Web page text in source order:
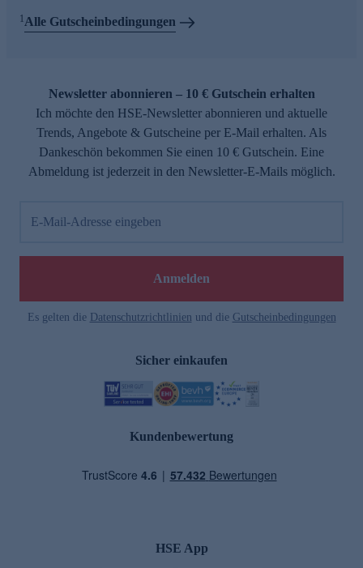
1Alle Gutscheinbedingungen
Newsletter abonnieren – 10 € Gutschein erhalten
Ich möchte den HSE-Newsletter abonnieren und aktuelle
Trends, Angebote & Gutscheine per E-Mail erhalten. Als
Dankeschön bekommen Sie einen 10 € Gutschein. Eine
Abmeldung ist jederzeit in den Newsletter-E-Mails möglich.
E-Mail-Adresse eingeben
Anmelden
Es gelten die Datenschutzrichtlinien und die Gutscheinbedingungen
Sicher einkaufen
Kundenbewertung
HSE App